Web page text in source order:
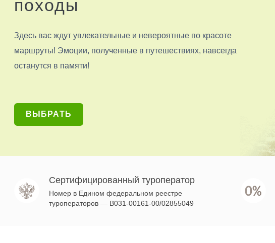
походы
Здесь вас ждут увлекательные и невероятные по красоте
маршруты! Эмоции, полученные в путешествиях, навсегда
останутся в памяти!
ВЫБРАТЬ
Сертифицированный туроператор
Номер в Едином федеральном реестре
туроператоров — В031-00161-00/02855049